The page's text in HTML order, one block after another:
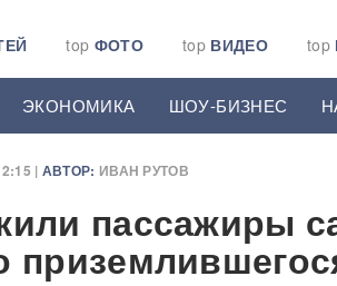
top ФОТО top ВИДЕО top
ЭКОНОМИКА ШОУ-БИЗНЕС
| АВТОР: ИВАН РУТОВ
пассажиры